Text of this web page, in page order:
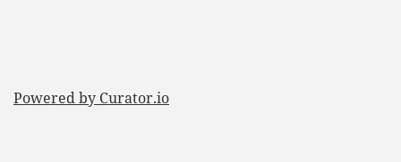
Powered by Curator.io